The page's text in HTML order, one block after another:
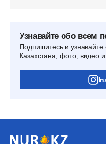
Узнавайте обо всем
Подпишитесь и узнавайте
Казахстана, фото, видео и